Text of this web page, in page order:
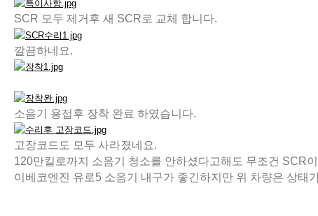
SCR 모두 제거후 새 SCR로 교체 합니다.
깔끔하네요.
소음기 용접후 장착 완료 하였습니다.
고장코드도 모두 사라졌네요.
120만킬로까지 소음기 청소를 안하셨다고해도 무조건 SCR
이베코엔진 유로5 소음기 내구가 좋긴하지만 위 차량은 상